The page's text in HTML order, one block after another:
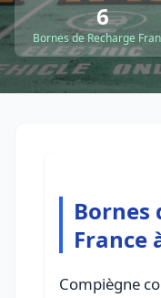
6
Bornes de Recharge
Bornes
France
Compiègne